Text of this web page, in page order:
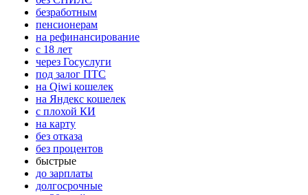
безработным
пенсионерам
на рефинансирование
с 18 лет
через Госуслуги
под залог ПТС
на Qiwi кошелек
на Яндекс кошелек
с плохой КИ
на карту
без отказа
без процентов
быстрые
до зарплаты
долгосрочные